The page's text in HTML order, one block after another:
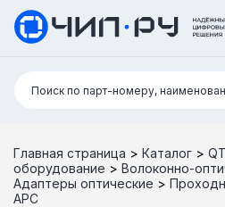
Поиск:
Поиск по парт-номеру,
Главная страница > Каталог >
оборудование > Волоконно-
Адаптеры оптические >
APC